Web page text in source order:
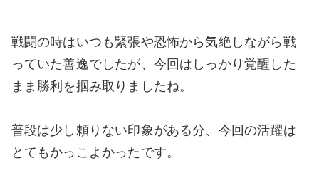
戦闘の時はいつも緊張や恐怖から気絶しながら戦
っていた善逸でしたが、今回はしっかり覚醒した
まま勝利を掴み取りましたね。
普段は少し頼りない印象がある分、今回の活躍は
とてもかっこよかったです。